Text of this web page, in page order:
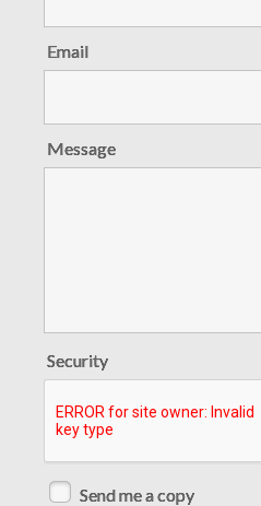
Email
Message
Security
Send me a copy